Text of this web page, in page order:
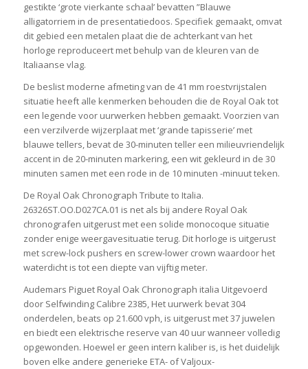
gestikte ‘grote vierkante schaal’ bevatten ”Blauwe
alligatorriem in de presentatiedoos. Specifiek gemaakt, omvat
dit gebied een metalen plaat die de achterkant van het
horloge reproduceert met behulp van de kleuren van de
Italiaanse vlag.
De beslist moderne afmeting van de 41 mm roestvrijstalen
situatie heeft alle kenmerken behouden die de Royal Oak tot
een legende voor uurwerken hebben gemaakt. Voorzien van
een verzilverde wijzerplaat met ‘grande tapisserie’ met
blauwe tellers, bevat de 30-minuten teller een milieuvriendelijk
accent in de 20-minuten markering, een wit gekleurd in de 30
minuten samen met een rode in de 10 minuten -minuut teken.
De Royal Oak Chronograph Tribute to Italia.
26326ST.OO.D027CA.01 is net als bij andere Royal Oak
chronografen uitgerust met een solide monocoque situatie
zonder enige weergavesituatie terug. Dit horloge is uitgerust
met screw-lock pushers en screw-lower crown waardoor het
waterdicht is tot een diepte van vijftig meter.
Audemars Piguet Royal Oak Chronograph italia Uitgevoerd
door Selfwinding Calibre 2385, Het uurwerk bevat 304
onderdelen, beats op 21.600 vph, is uitgerust met 37 juwelen
en biedt een elektrische reserve van 40 uur wanneer volledig
opgewonden. Hoewel er geen intern kaliber is, is het duidelijk
boven elke andere generieke ETA- of Valjoux-